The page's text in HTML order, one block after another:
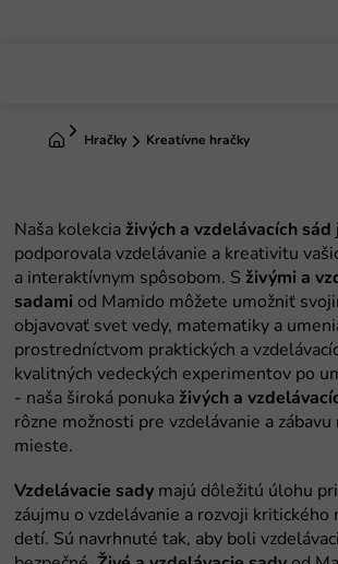
DomovHračky Kreatívne hračky
živých a vzdelávacích sád
živými a
sadami
živých a
Vzdelávacie sady